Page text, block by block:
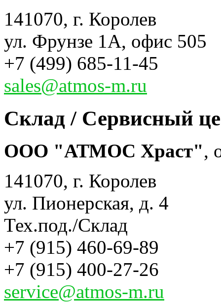
141070, г. Королев
ул. Фрунзе 1А, офис 505
+7 (499) 685-11-45
sales@atmos-m.ru
Склад / Сервисный
ООО "АТМОС Храст",
141070, г. Королев
ул. Пионерская, д. 4
Тех.под./Склад
+7 (915) 460-69-89
+7 (915) 400-27-26
service@atmos-m.ru